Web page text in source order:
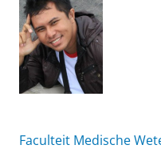
Faculteit Medische